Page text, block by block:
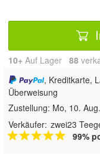
10+ Auf Lager 88
, Kreditkarte,
Überweisung
Zustellung: Mo, 10.
Verkäufer: zwei23
99%